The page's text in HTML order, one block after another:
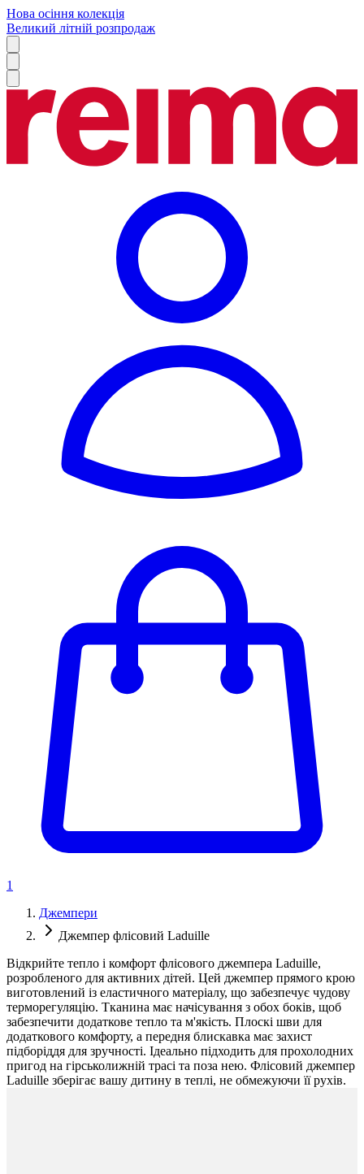
Нова осіння колекція
Великий літній розпродаж
1
Джемпери
Джемпер флісовий Laduille
Відкрийте тепло і комфорт флісового джемпера Laduille,
розробленого для активних дітей. Цей джемпер прямого крою
виготовлений із еластичного матеріалу, що забезпечує чудову
терморегуляцію. Тканина має начісування з обох боків, щоб
забезпечити додаткове тепло та м'якість. Плоскі шви для
додаткового комфорту, а передня блискавка має захист
підборіддя для зручності. Ідеально підходить для прохолодних
пригод на гірськолижній трасі та поза нею. Флісовий джемпер
Laduille зберігає вашу дитину в теплі, не обмежуючи її рухів.